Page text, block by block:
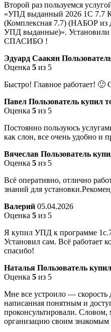
Второй раз пользуемся
«УПД выданный 2026 1С 7.7
(Комплексная 7.7) (НАБОР из
УПД выданные)». Установили
СПАСИБО !
Эдуард Саакян
Оценка 5 из 5
Быстро! Главное работает! 🙂
Павел Пользователь купил
Оценка 5 из 5
Постоянно пользуюсь
как слон, все очень удобно и
Вячеслав Пользователь
Оценка 5 из 5
Всё оперативно, отлично
знаний для
Валерий 05.04.2026
Оценка 5 из 5
Я купил УПД к программе
Установил сам. Всё работает
спасибо!
Наталья Пользователь
Оценка 5 из 5
Мне все устроило — скорость
написанная понятным и
проконсультировали. Словом,
организацию своим